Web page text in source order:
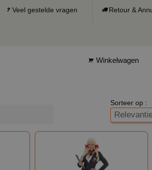
Veel gestelde vragen Retour &
Winkelwagen
Sorteer op :